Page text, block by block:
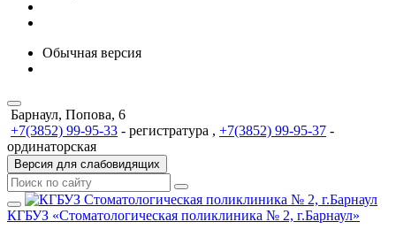
Обычная версия
Барнаул, Попова, 6
+7(3852) 99-95-33 - регистратура , +7(3852) 99-95-37 -
ординаторская
Версия для слабовидящих
КГБУЗ «Стоматологическая поликлиника № 2, г.Барнаул»